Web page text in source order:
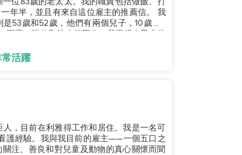
年半，並且有來自這位雇主的推薦信。 我
53歲和52歲，他們有兩個兒子，10歲和5
活躍
，目前在利雅得工作和居住。我是一名可
護經驗。我與我目前的雇主——一個五口之
注、善良和對兒童及動物的真心關懷而聞